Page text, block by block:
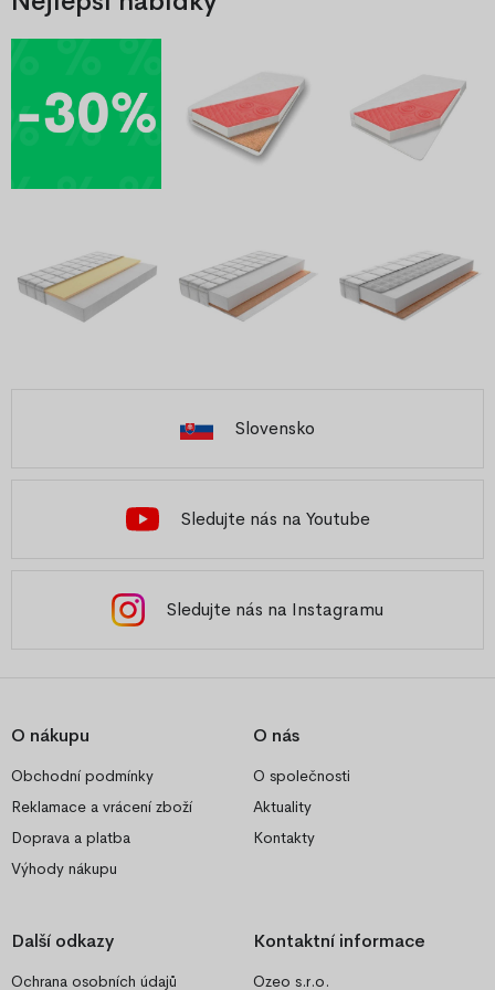
Slovensko
Sledujte nás na Youtube
Sledujte nás na Instagramu
O nákupu
Obchodní podmínky
Reklamace a vrácení zboží
Doprava a platba
Výhody nákupu
O nás
O společnosti
Aktuality
Kontakty
Další odkazy
Ochrana osobních údajů
Kontaktní informace
Ozeo s.r.o.